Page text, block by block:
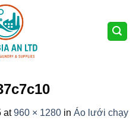
at960 × 1280 in Áo lưới chạy